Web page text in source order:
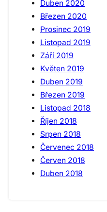
Duben 2020
Březen 2020
Prosinec 2019
Listopad 2019
Září 2019
Květen 2019
Duben 2019
Březen 2019
Listopad 2018
Říjen 2018
Srpen 2018
Červenec 2018
Červen 2018
Duben 2018